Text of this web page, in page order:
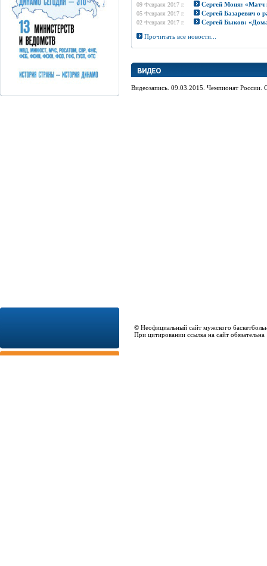
09 Февраля 2017 г. Сергей Моня: «Матч
05 Февраля 2017 г. Сергей Базаревич о
02 Февраля 2017 г.
Сергей Быков:
Прочитать все новости...
Видеозапись. 09.03.2015. Чемпионат
© Неофициальный сайт мужского
При цитировании ссылка на сайт обязательна